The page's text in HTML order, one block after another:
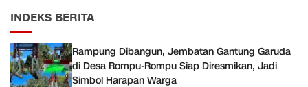
INDEKS BERITA
Rampung Dibangun, Jembatan Gantung Garuda
di Desa Rompu-Rompu Siap Diresmikan, Jadi
Simbol Harapan Warga